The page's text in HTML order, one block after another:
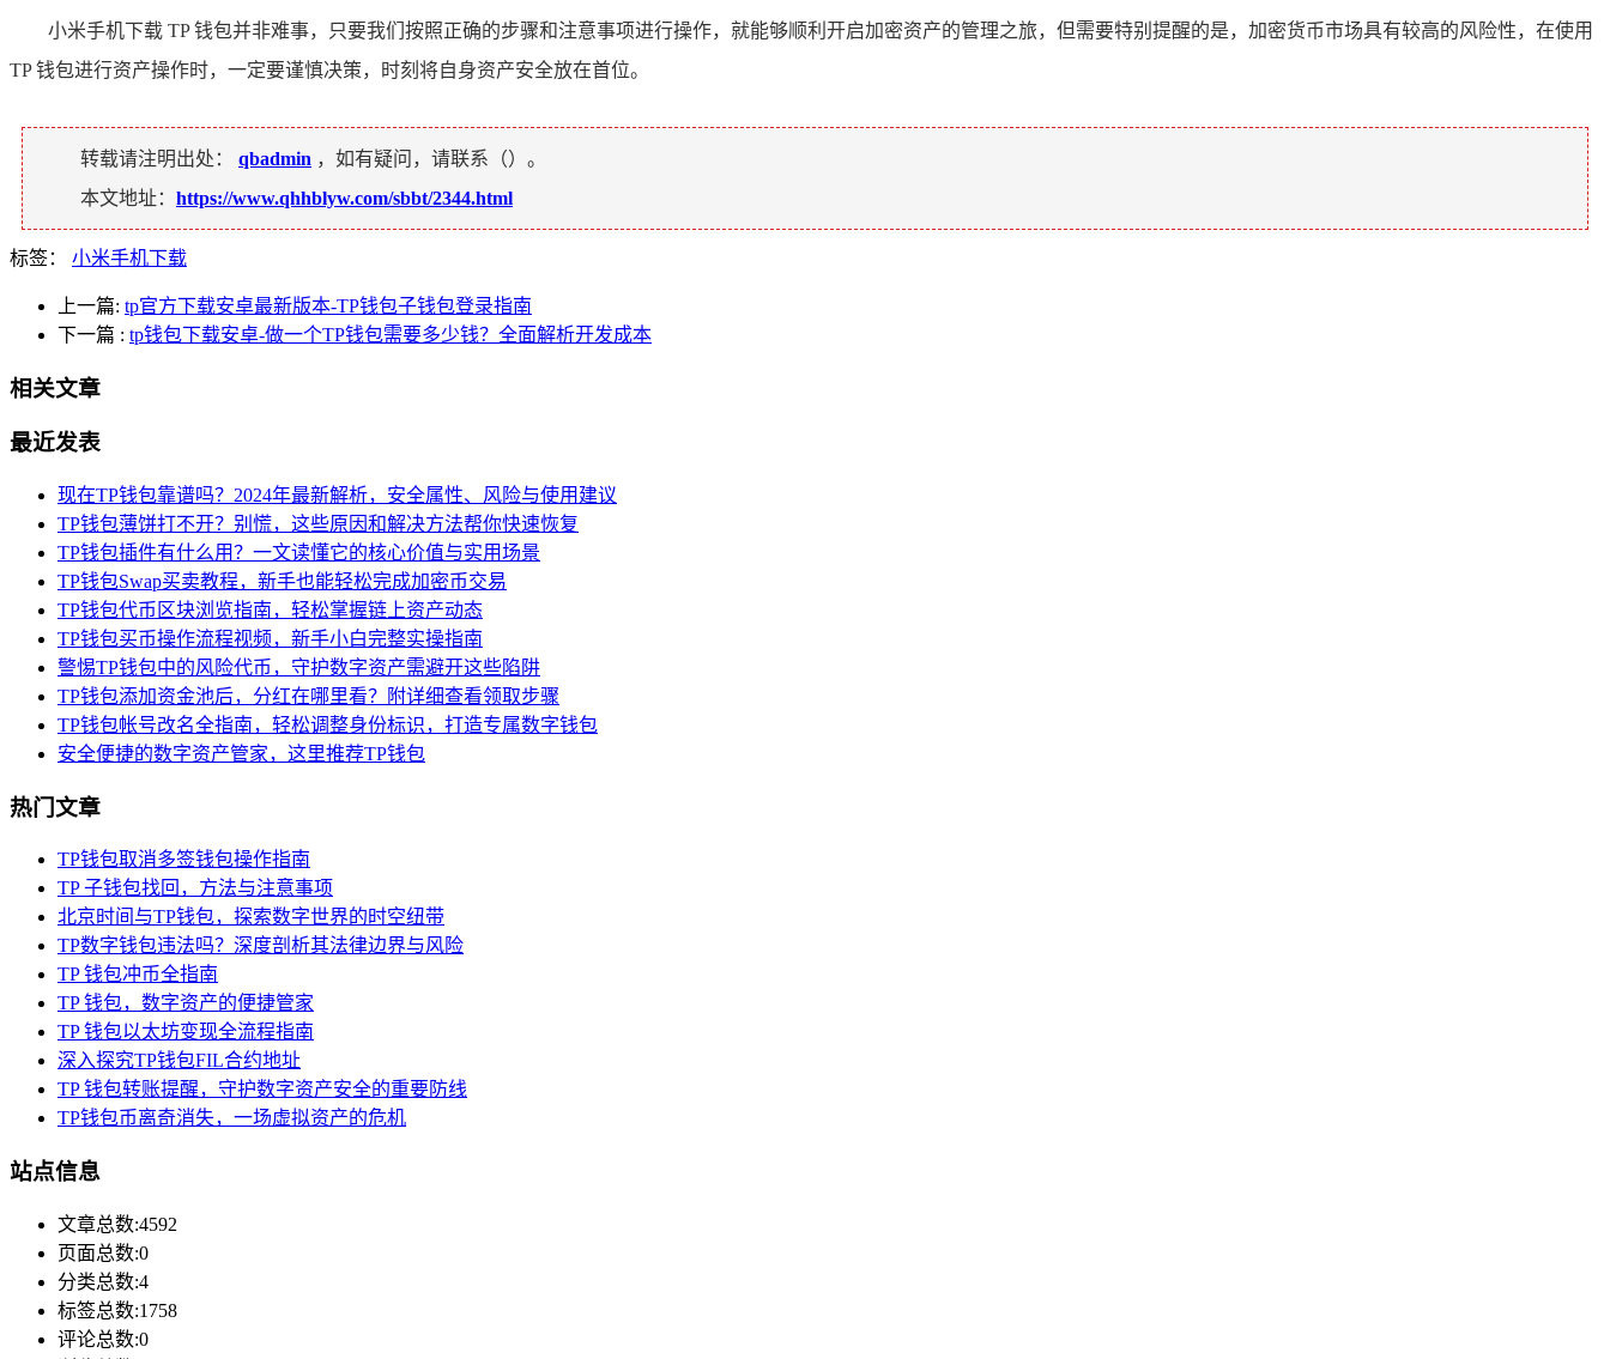
小米手机下载 TP 钱包并非难事，只要我们按照正确的步骤和注意事项进行操作，就能够顺利开启加密资产的管理之旅，但需要特别提醒的是，加密货币市场具有较高的风险性，在使用
TP 钱包进行资产操作时，一定要谨慎决策，时刻将自身资产安全放在首位。
转载请注明出处： qbadmin ，如有疑问，请联系（）。
本文地址： https://www.qhhblyw.com/sbbt/2344.html
标签： 小米手机下载
上一篇: tp官方下载安卓最新版本-TP钱包子钱包登录指南
下一篇 : tp钱包下载安卓-做一个TP钱包需要多少钱？全面解析开发成本
相关文章
最近发表
现在TP钱包靠谱吗？2024年最新解析，安全属性、风险与使用建议
TP钱包薄饼打不开？别慌，这些原因和解决方法帮你快速恢复
TP钱包插件有什么用？一文读懂它的核心价值与实用场景
TP钱包Swap买卖教程，新手也能轻松完成加密币交易
TP钱包代币区块浏览指南，轻松掌握链上资产动态
TP钱包买币操作流程视频，新手小白完整实操指南
警惕TP钱包中的风险代币，守护数字资产需避开这些陷阱
TP钱包添加资金池后，分红在哪里看？附详细查看领取步骤
TP钱包帐号改名全指南，轻松调整身份标识，打造专属数字钱包
安全便捷的数字资产管家，这里推荐TP钱包
热门文章
TP钱包取消多签钱包操作指南
TP 子钱包找回，方法与注意事项
北京时间与TP钱包，探索数字世界的时空纽带
TP数字钱包违法吗？深度剖析其法律边界与风险
TP 钱包冲币全指南
TP 钱包，数字资产的便捷管家
TP 钱包以太坊变现全流程指南
深入探究TP钱包FIL合约地址
TP 钱包转账提醒，守护数字资产安全的重要防线
TP钱包币离奇消失，一场虚拟资产的危机
站点信息
文章总数:4592
页面总数:0
分类总数:4
标签总数:1758
评论总数:0